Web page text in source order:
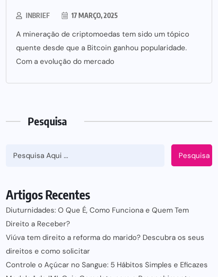
INBRIEF 17 MARÇO, 2025
A mineração de criptomoedas tem sido um tópico
quente desde que a Bitcoin ganhou popularidade.
Com a evolução do mercado
Pesquisa
Pesquisa
Artigos Recentes
Diuturnidades: O Que É, Como Funciona e Quem Tem
Direito a Receber?
Viúva tem direito a reforma do marido? Descubra os seus
direitos e como solicitar
Controle o Açúcar no Sangue: 5 Hábitos Simples e Eficazes